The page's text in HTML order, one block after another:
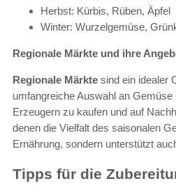
Herbst: Kürbis, Rüben, Äpfel
Winter: Wurzelgemüse,
Regionale Märkte und ihre
Regionale Märkte sind ein idealer
umfangreiche Auswahl an
Erzeugern zu kaufen und auf
denen die Vielfalt des saisonalen
Ernährung, sondern unterstützt
Tipps für die